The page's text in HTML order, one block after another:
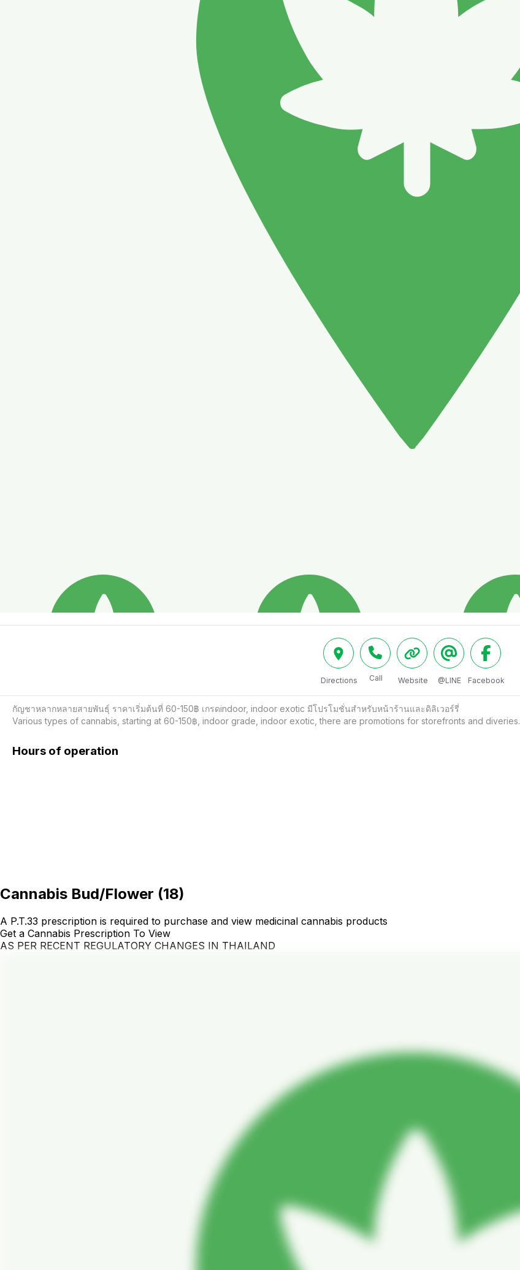
Directions Call Website @LINE Facebook
กัญชาหลากหลายสายพันธุ์ ราคาเริ่มต้นที่ 60-150฿ เกรดindoor, indoor exotic มีโปรโมชั่นสำหรับหน้าร้านและดิลิเวอร์รี่
Various types of cannabis, starting at 60-150฿, indoor grade, indoor exotic, there are promotions for storefronts and diveries.
Hours of operation
Cannabis Bud/Flower (18)
A P.T.33 prescription is required to purchase and view medicinal cannabis products
Get a Cannabis Prescription To View
AS PER RECENT REGULATORY CHANGES IN THAILAND